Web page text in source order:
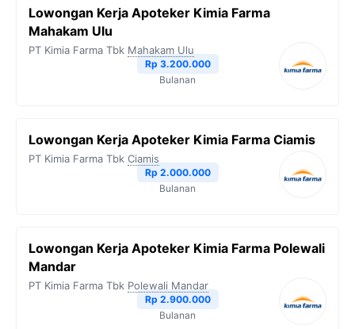
Lowongan Kerja Apoteker Kimia Farma
Mahakam Ulu
PT Kimia Farma Tbk Mahakam Ulu
Rp 3.200.000
Bulanan
Lowongan Kerja Apoteker Kimia Farma Ciamis
PT Kimia Farma Tbk Ciamis
Rp 2.000.000
Bulanan
Lowongan Kerja Apoteker Kimia Farma Polewali
Mandar
PT Kimia Farma Tbk Polewali Mandar
Rp 2.900.000
Bulanan